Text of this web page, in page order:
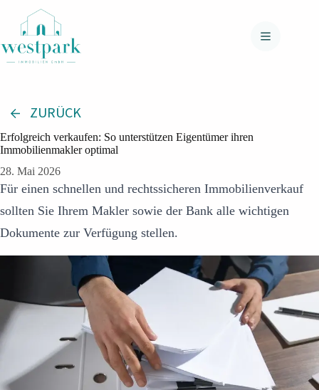
springen
ZURÜCK
Erfolgreich verkaufen: So unterstützen Eigentümer ihren
Immobilienmakler optimal
28. Mai 2026
Für einen schnellen und rechtssicheren Immobilienverkauf
sollten Sie Ihrem Makler sowie der Bank alle wichtigen
Dokumente zur Verfügung stellen.